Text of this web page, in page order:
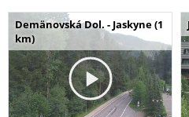
Demänovská Dol. - Jaskyne (1
km)